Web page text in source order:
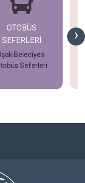
›
OTOBÜS
SEFERLERİ
Belediyesi
Seferleri